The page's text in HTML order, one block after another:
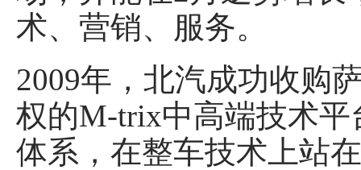
术、营销、服务。
2009年，北汽成功收购
权的M-trix中高端技术
体系，在整车技术上站